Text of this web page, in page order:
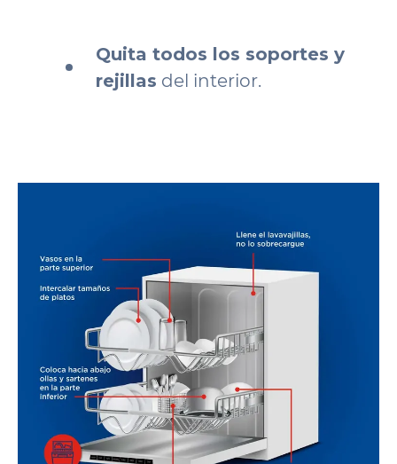
Quita todos los soportes y
rejillas del interior.